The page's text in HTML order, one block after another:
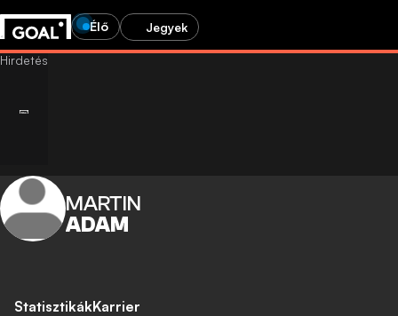
Élő Jegyek
MARTIN
ADAM
StatisztikákKarrier